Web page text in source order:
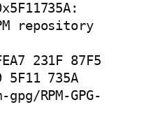
repository
231F 87F5
5F11 735A
RPM-GPG-